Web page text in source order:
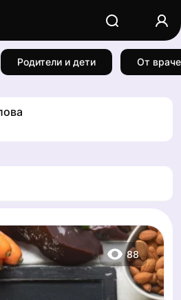
Родители и дети От
88